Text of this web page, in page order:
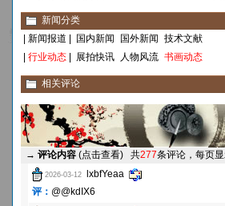
新闻分类
新闻报道 国内新闻 国外新闻 技术文献
行业动态| 展拍快讯 人物风流 书画动态
相关评论
→ 评论内容(点击查看)共277条评论，每页
2026-03-12
lxbfYeaa
评： @@kdIX6